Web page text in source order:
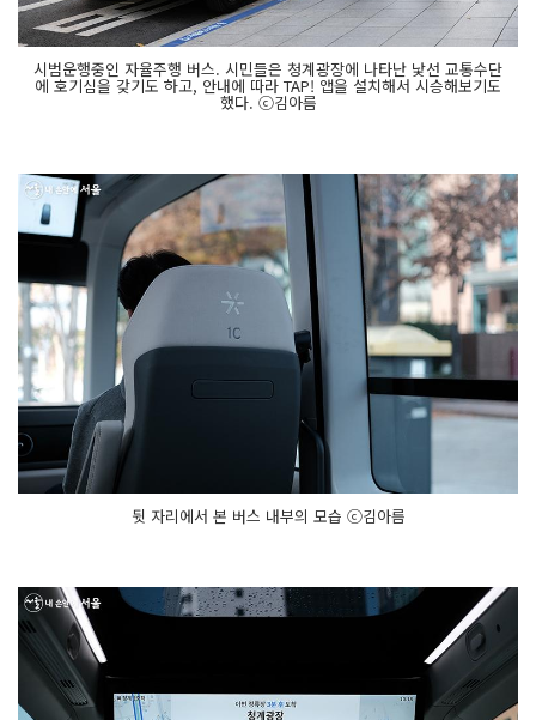
시범운행중인 자율주행 버스. 시민들은 청계광장에 나타난 낯선 교통수단
에 호기심을 갖기도 하고, 안내에 따라 TAP! 앱을 설치해서 시승해보기도
했다. ⓒ김아름
뒷 자리에서 본 버스 내부의 모습 ⓒ김아름